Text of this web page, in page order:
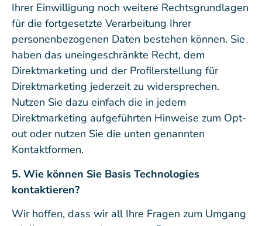
Ihrer Einwilligung noch weitere Rechtsgrundlagen
für die fortgesetzte Verarbeitung Ihrer
personenbezogenen Daten bestehen können. Sie
haben das uneingeschränkte Recht, dem
Direktmarketing und der Profilerstellung für
Direktmarketing jederzeit zu widersprechen.
Nutzen Sie dazu einfach die in jedem
Direktmarketing aufgeführten Hinweise zum Opt-
out oder nutzen Sie die unten genannten
Kontaktformen.
5. Wie können Sie Basis Technologies
kontaktieren?
Wir hoffen, dass wir all Ihre Fragen zum Umgang